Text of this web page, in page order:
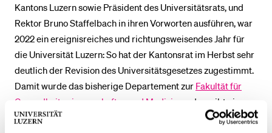
Kantons Luzern sowie Präsident des Universitätsrats, und
Rektor Bruno Staffelbach in ihren Vorworten ausführen, war
2022 ein ereignisreiches und richtungsweisendes Jahr für
die Universität Luzern: So hat der Kantonsrat im Herbst sehr
deutlich der Revision des Universitätsgesetzes zugestimmt.
Damit wurde das bisherige Departement zur Fakultät für
Gesundheitswissenschaften und Medizin
, und es gibt eine
neueFakultät für Verhaltenswissenschaften und